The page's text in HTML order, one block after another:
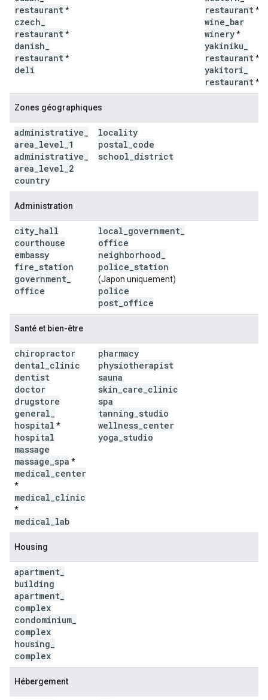
restaurant*
czech
restaurant*
danish
restaurant*
deli
restaurant*
wine bar
winery*
yakiniku
restaurant*
yakitori
restaurant*
Zones géographiques
administrative
area level 1
administrative
area level 2
country
locality
postal code
school district
Administration
city hall
courthouse
embassy
fire station
government
office
local government
office
neighborhood
police station
(Japon uniquement)
police
post office
Santé et bien-être
chiropractor
dental clinic
dentist
doctor
drugstore
general
hospital *
hospital
massage
massage spa *
medical center
*
medical clinic
*
medical lab
pharmacy
physiotherapist
sauna
skin care clinic
spa
tanning studio
wellness center
yoga studio
Housing
apartment
building
apartment
complex
condominium
complex
housing
complex
Hébergement